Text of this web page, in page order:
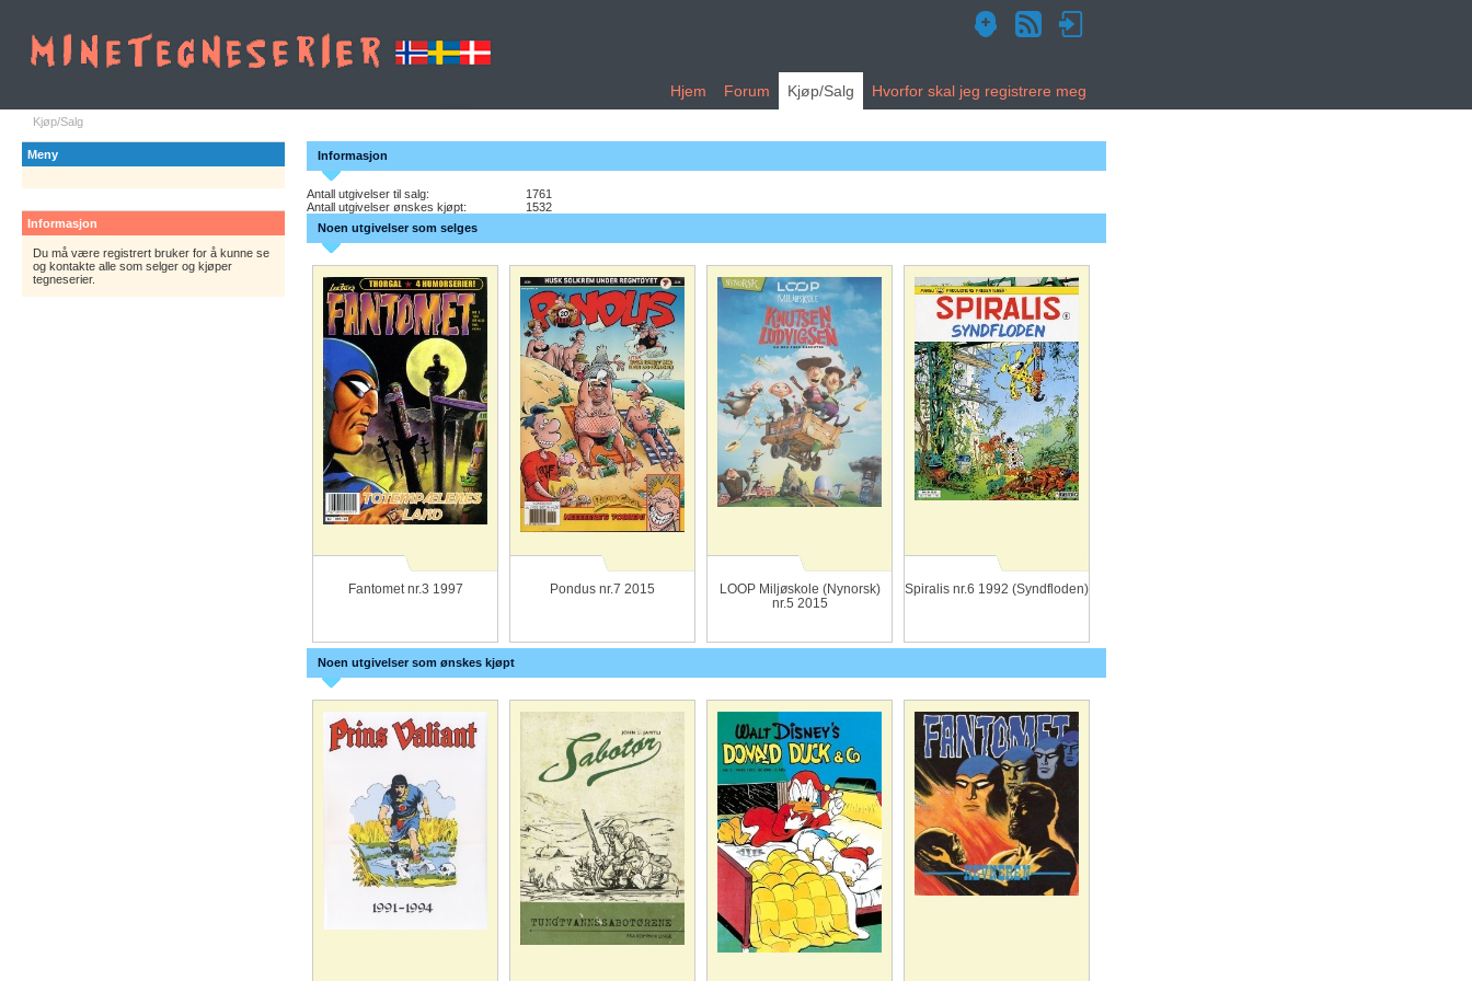
Hjem Forum Kjøp/Salg Hvorfor skal jeg registrere meg
Kjøp/Salg
Meny
Informasjon
Du må være registrert bruker for å kunne se
og kontakte alle som selger og kjøper
tegneserier.
Informasjon
Antall utgivelser til salg:
1761
Antall utgivelser ønskes kjøpt:
1532
Noen utgivelser som selges
Fantomet nr.3 1997 Pondus nr.7 2015
LOOP Miljøskole (Nynorsk)
nr.5 2015
Spiralis nr.6 1992 (Syndfloden)
Noen utgivelser som ønskes kjøpt